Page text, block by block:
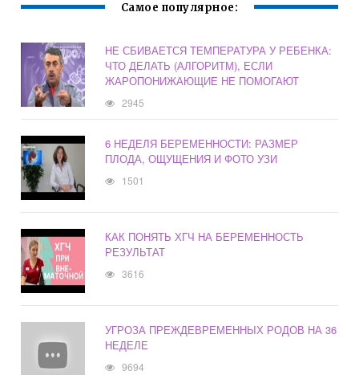
Самое популярное:
НЕ СБИВАЕТСЯ ТЕМПЕРАТУРА У РЕБЕНКА:
ЧТО ДЕЛАТЬ (АЛГОРИТМ), ЕСЛИ
ЖАРОПОНИЖАЮЩИЕ НЕ ПОМОГАЮТ
2945
6 НЕДЕЛЯ БЕРЕМЕННОСТИ: РАЗМЕР
ПЛОДА, ОЩУЩЕНИЯ И ФОТО УЗИ
1501
КАК ПОНЯТЬ ХГЧ НА БЕРЕМЕННОСТЬ
РЕЗУЛЬТАТ
3616
УГРОЗА ПРЕЖДЕВРЕМЕННЫХ РОДОВ НА 36
НЕДЕЛЕ
9694